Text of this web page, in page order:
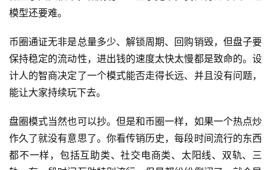
模型还要难。
币圈通证无非是总量多少、解锁周期、回购销毁，但盘子要
保持稳定的流动性，进出钱的速度太快太慢都是致命的。设
计人的智商决定了一个模式能否走得长远、并且没有问题，
能让大家持续玩下去。
盘圈模式当然也可以抄。但是和币圈一样，如果一个热点炒
作久了就没有意思了。你看传销历史，每段时间流行的东西
都不一样，包括互助类、社交电商类、太阳线、双轨、三